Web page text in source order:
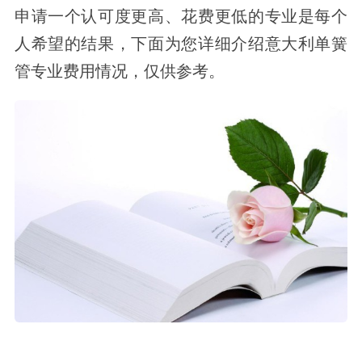
申请一个认可度更高、花费更低的专业是每个
人希望的结果，下面为您详细介绍意大利单簧
管专业费用情况，仅供参考。